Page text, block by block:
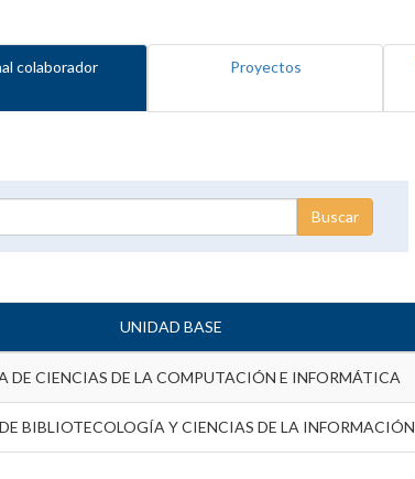
colaborador Proyectos
UNIDAD BASE
DE CIENCIAS DE LA COMPUTACIÓN E INFORMÁTICA
BIBLIOTECOLOGÍA Y CIENCIAS DE LA INFORMACIÓN